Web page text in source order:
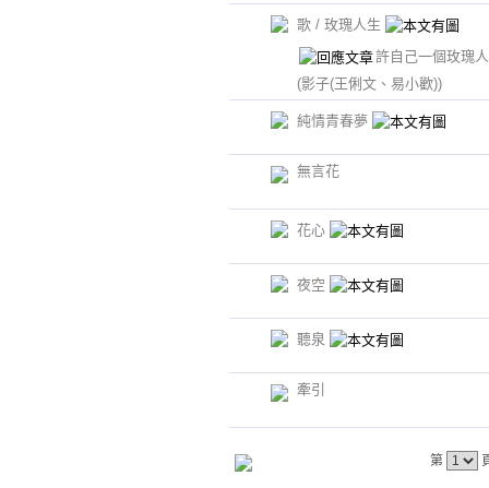
歌 / 玫瑰人生
許自己一個玫瑰
(影子(王俐文、易小歡))
純情青春夢
無言花
花心
夜空
聽泉
牽引
第